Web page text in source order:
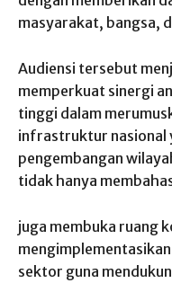
masyarakat, ‎bangsa,
‎Audiensi tersebut
memperkuat sinergi
tinggi dalam
infrastruktur nasional
pengembangan
tidak hanya
‎juga membuka ruang
sektor guna